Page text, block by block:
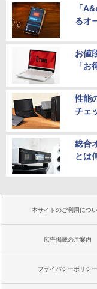
「
るオ
お値
「お
性能
チェ
総合
とは
本サイトのご利用につ
広告掲載のご案内
プライバシーポリシー